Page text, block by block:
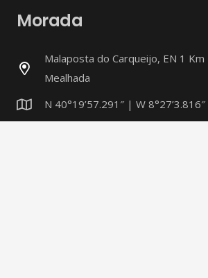
Morada
Malaposta do Carqueijo, EN 1
Mealhada
N 40°19’57.291″ | W 8°27’3.816″